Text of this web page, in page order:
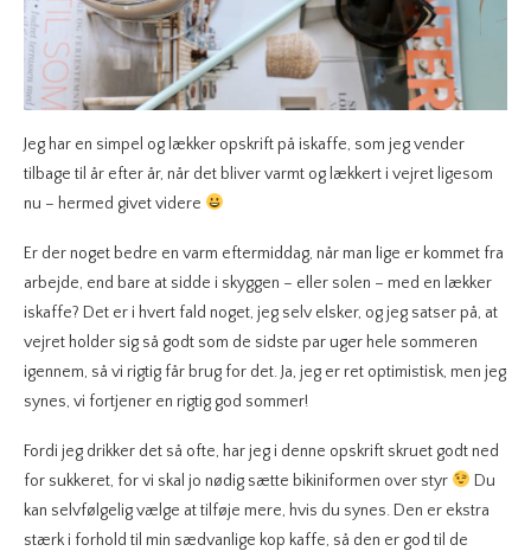
Jeg har en simpel og lækker opskrift på iskaffe, som jeg vender
tilbage til år efter år, når det bliver varmt og lækkert i vejret ligesom
nu – hermed givet videre
Er der noget bedre en varm eftermiddag, når man lige er kommet fra
arbejde, end bare at sidde i skyggen – eller solen – med en lækker
iskaffe? Det er i hvert fald noget, jeg selv elsker, og jeg satser på, at
vejret holder sig så godt som de sidste par uger hele sommeren
igennem, så vi rigtig får brug for det. Ja, jeg er ret optimistisk, men jeg
synes, vi fortjener en rigtig god sommer!
Fordi jeg drikker det så ofte, har jeg i denne opskrift skruet godt ned
for sukkeret, for vi skal jo nødig sætte bikiniformen over styr
Du
kan selvfølgelig vælge at tilføje mere, hvis du synes. Den er ekstra
stærk i forhold til min sædvanlige kop kaffe, så den er god til de